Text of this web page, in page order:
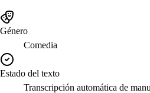
Género
Comedia
Estado del texto
Transcripción automática de